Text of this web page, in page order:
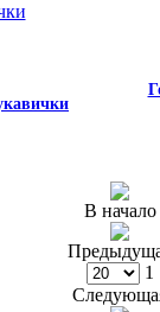
В начало
1